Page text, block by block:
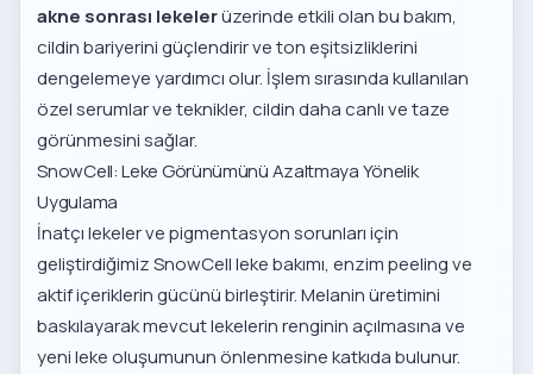
akne sonrası lekelerüzerinde etkili olan bu bakım,
cildin bariyerini güçlendirir ve ton eşitsizliklerini
dengelemeye yardımcı olur. İşlem sırasında kullanılan
özel serumlar ve teknikler, cildin daha canlı ve taze
görünmesini sağlar.
SnowCell: Leke Görünümünü Azaltmaya Yönelik
Uygulama
İnatçı lekeler ve pigmentasyon sorunları için
geliştirdiğimizSnowCell leke bakımı, enzim peeling ve
aktif içeriklerin gücünü birleştirir. Melanin üretimini
baskılayarak mevcut lekelerin renginin açılmasına ve
yeni leke oluşumunun önlenmesine katkıda bulunur.